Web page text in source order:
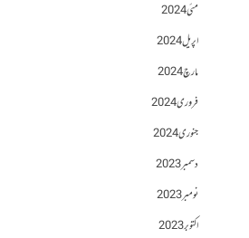
مئی 2024
اپریل 2024
مارچ 2024
فروری 2024
جنوری 2024
دسمبر 2023
نومبر 2023
اکتوبر 2023